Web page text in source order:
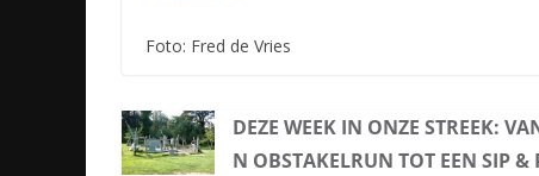
Foto: Fred de Vries
DEZE WEEK IN ONZE STREEK:
N OBSTAKELRUN TOT EEN SIP &